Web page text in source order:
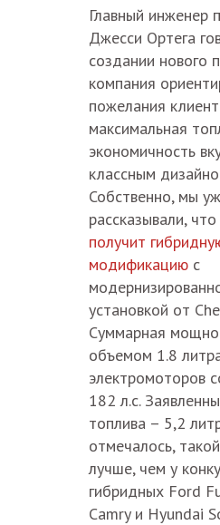
Главный инженер
Джесси Ортега
создании нового
компания
пожелания
максимальная
экономичность
классным
Собственно, мы
рассказывали, что
получит
модификациюс
установкой от
Суммарная
объемом 1.8
электромоторов
182 л.с.
топлива – 5,2
отмечалось,
лучше, чем у
гибридных Ford
Camry и Hyundai